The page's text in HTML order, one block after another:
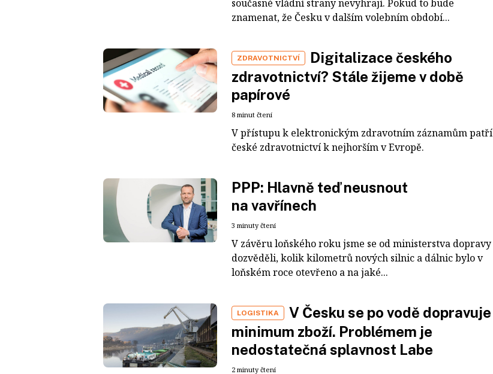
současné vládní strany nevyhrají. Pokud to bude
znamenat, že Česku v dalším volebním období...
ZDRAVOTNICTVÍ
Digitalizace českého
zdravotnictví? Stále žijeme v době
papírové
8 minut čtení
V přístupu k elektronickým zdravotním záznamům patří
české zdravotnictví k nejhorším v Evropě.
PPP: Hlavně teď neusnout
na vavřínech
3 minuty čtení
V závěru loňského roku jsme se od ministerstva dopravy
dozvěděli, kolik kilometrů nových silnic a dálnic bylo v
loňském roce otevřeno a na jaké...
LOGISTIKA
V Česku se po vodě dopravuje
minimum zboží. Problémem je
nedostatečná splavnost Labe
2 minuty čtení